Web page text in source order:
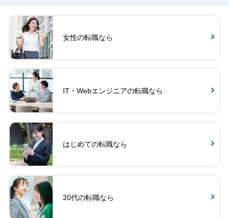
女性の転職なら
IT・Webエンジニアの転職なら
はじめての転職なら
20代の転職なら